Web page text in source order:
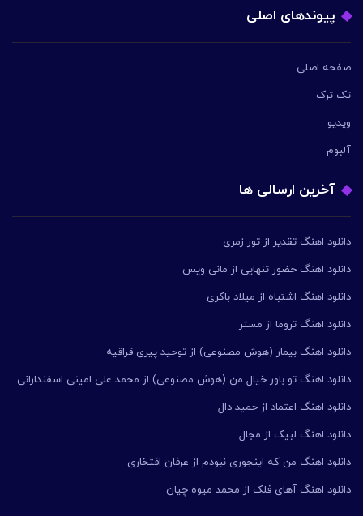
پیوندهای اصلی
صفحه اصلی
تک ترک
ویدیو
آلبوم
آخرین ارسالی ها
دانلود اهنگ تقدیر از تور زمری
دانلود اهنگ حضور تنهایی از مانی ویس
دانلود اهنگ اشتباه از میلاد باکری
دانلود اهنگ تروما از مستر
دانلود اهنگ بیمار (هوش مصنوعی) از توحید پیری قراقیه
دانلود اهنگ تو باور خیال من (هوش مصنوعی) از محمد علی امینی اسفندارانی
دانلود اهنگ اعتماد از حمید دال
دانلود اهنگ لبیک از مجال
دانلود اهنگ من که اینجوری نبودم از عرفان افتخاری
دانلود اهنگ آهای فلک از محمد میوه چیان